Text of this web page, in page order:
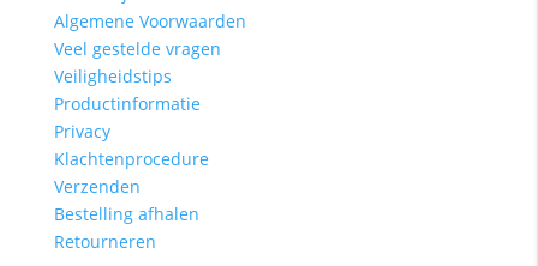
Algemene Voorwaarden
Veel gestelde vragen
Veiligheidstips
Productinformatie
Privacy
Klachtenprocedure
Verzenden
Bestelling afhalen
Retourneren